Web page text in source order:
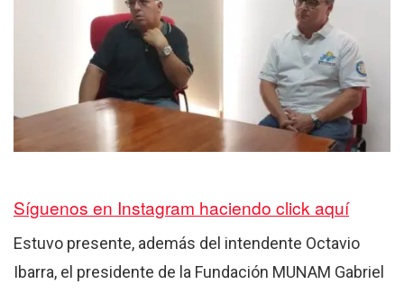
Síguenos en Instagram haciendo click aquí
Estuvo presente, además del intendente Octavio
Ibarra, el presidente de la Fundación MUNAM Gabriel